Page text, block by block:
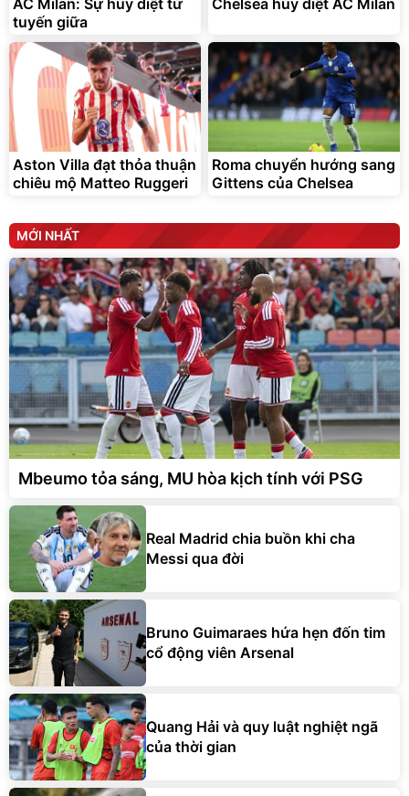
tuyến giữa
Aston Villa đạt thỏa thuận
chiêu mộ Matteo Ruggeri
Roma chuyển hướng sang
Gittens của Chelsea
MỚI NHẤT
Mbeumo tỏa sáng, MU hòa kịch tính với PSG
Real Madrid chia buồn khi cha
Messi qua đời
Bruno Guimaraes hứa hẹn đốn tim
cổ động viên Arsenal
Quang Hải và quy luật nghiệt ngã
của thời gian